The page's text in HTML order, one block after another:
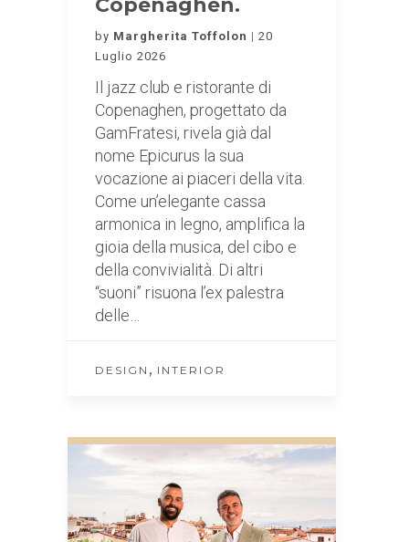
Copenaghen.
by Margherita Toffolon
20
Luglio 2026
Il jazz club e ristorante di
Copenaghen, progettato da
GamFratesi, rivela già dal
nome Epicurus la sua
vocazione ai piaceri della vita.
Come un’elegante cassa
armonica in legno, amplifica la
gioia della musica, del cibo e
della convivialità. Di altri
“suoni” risuona l’ex palestra
delle…
DESIGN , INTERIOR